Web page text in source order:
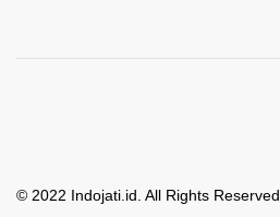
© 2022 Indojati.id. All Rights Reserved